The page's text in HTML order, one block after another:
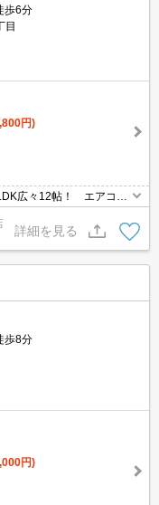
歩6分
目
円)
広々12帖！ エアコ
の物件です★ お問い合
詳細を見る
歩8分
円)